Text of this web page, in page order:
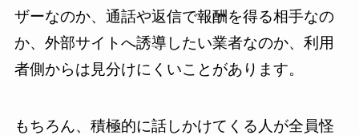
ザーなのか、通話や返信で報酬を得る相手なの
か、外部サイトへ誘導したい業者なのか、利用
者側からは見分けにくいことがあります。
もちろん、積極的に話しかけてくる人が全員怪